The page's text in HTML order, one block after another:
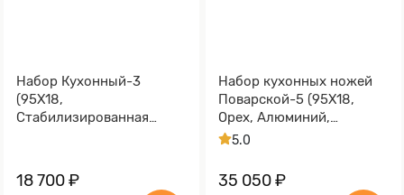
Набор Кухонный-3
(95Х18,
Стабилизированная
18 700 ₽
Набор кухонных ножей
Поварской-5 (95Х18,
Орех, Алюминий,
Обработка клинка
5.0
35 050 ₽